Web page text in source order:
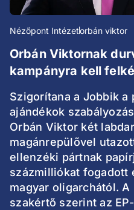
Nézőpont Intézetorbán viktor
Orbán Viktornak
kampányra kell
Szigorítana a Jobbik
ajándékok
Orbán Viktor két
magánrepülővel
ellenzéki pártnak
százmilliókat fogadott
magyar oligarchától.
szakértő szerint az